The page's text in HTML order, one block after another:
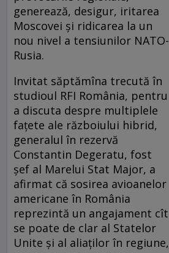
generează, desigur, iritarea
Moscovei și ridicarea la un
nou nivel a tensiunilor NATO-
Rusia.
Invitat săptămîna trecută în
studioul RFI România, pentru
a discuta despre multiplele
fațete ale războiului hibrid,
generalul în rezervă
Constantin Degeratu, fost
șef al Marelui Stat Major, a
afirmat că sosirea avioanelor
americane în România
reprezintă un angajament cît
se poate de clar al Statelor
Unite și al aliaților în regiune,